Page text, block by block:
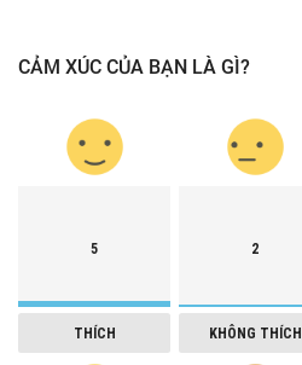
CẢM XÚC CỦA BẠN LÀ GÌ?
5
THÍCH
2
KHÔNG THÍCH